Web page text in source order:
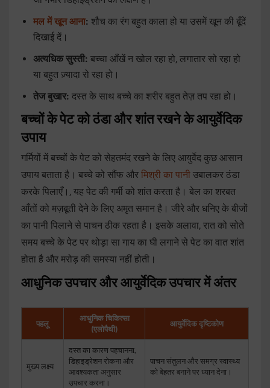
मल में खून आना: शौच का रंग बहुत काला हो या उसमें खून की बूँदें
दिखाई दें।
अत्यधिक सुस्ती: बच्चा आँखें न खोल रहा हो, लगातार सो रहा हो
या बहुत ज़्यादा रो रहा हो।
तेज बुखार: दस्त के साथ बच्चे का शरीर बहुत तेज़ तप रहा हो।
बच्चों के पेट को ठंडा और शांत रखने के आयुर्वेदिक
उपाय
गर्मियों में बच्चों के पेट को सेहतमंद रखने के लिए आयुर्वेद कुछ आसान
उपाय बताता है। बच्चे को सौंफ और मिश्री का पानी उबालकर ठंडा
करके पिलाएँ।, यह पेट की गर्मी को शांत करता है। बेल का शरबत
आँतों को मज़बूती देने के लिए अमृत समान है। जीरे और धनिए के बीजों
का पानी पिलाने से पाचन ठीक रहता है। इसके अलावा, रात को सोते
समय बच्चे के पेट पर थोड़ा सा गाय का घी लगाने से पेट का वात शांत
होता है और मरोड़ की समस्या नहीं होती।
आधुनिक उपचार और आयुर्वेदिक उपचार में अंतर
पहलू
आधुनिक चिकित्सा
(एलोपैथी)
आयुर्वेदिक दृष्टिकोण
मुख्य लक्ष्य
दस्त का कारण पहचानना,
डिहाइड्रेशन रोकना और
आवश्यकता अनुसार
उपचार करना।
पाचन संतुलन और समग्र स्वास्थ्य
को बेहतर बनाने पर ध्यान देना।